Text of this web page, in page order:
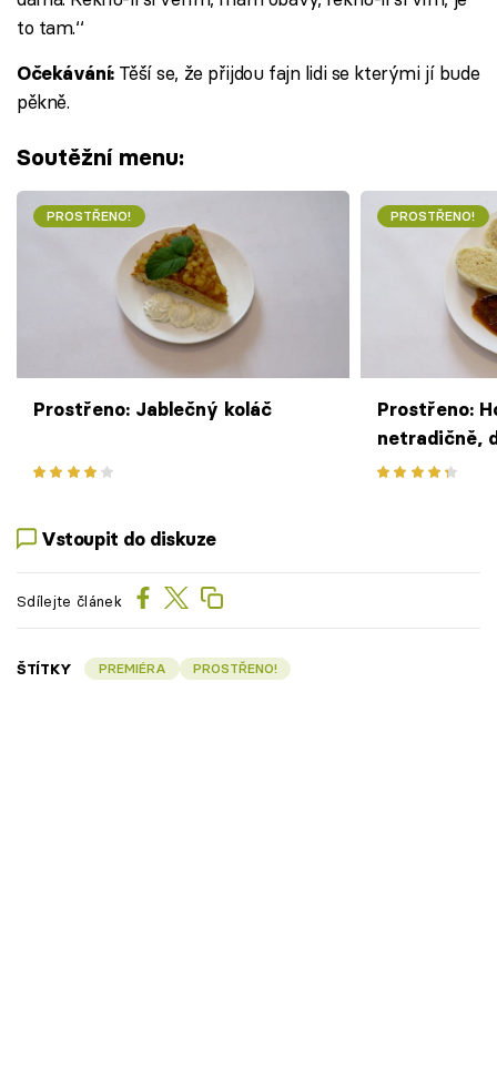
to tam.‘‘
Očekávání:Těší se, že přijdou fajn lidi se kterými jí bude
pěkně.
Soutěžní menu:
PROSTŘENO!
Prostřeno: Jablečný koláč
PROSTŘENO!
Prostřeno:
netradičně,
knedlík
Vstoupit do diskuze
Sdílejte článek
ŠTÍTKY PREMIÉRA PROSTŘENO!